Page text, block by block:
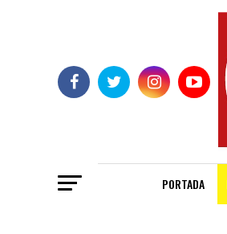
PORTADA